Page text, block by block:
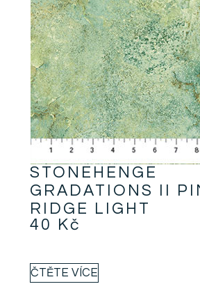
STONEHENGE
GRADATIONS II
RIDGE LIGHT
40
Kč
ČTĚTE VÍCE